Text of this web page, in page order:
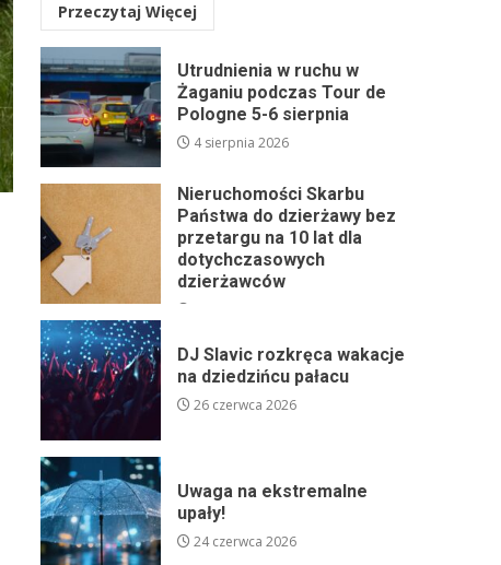
Przeczytaj Więcej
Utrudnienia w ruchu w
Żaganiu podczas Tour de
Pologne 5-6 sierpnia
4 sierpnia 2026
Nieruchomości Skarbu
Państwa do dzierżawy bez
przetargu na 10 lat dla
dotychczasowych
dzierżawców
DJ Slavic rozkręca wakacje
na dziedzińcu pałacu
26 czerwca 2026
Uwaga na ekstremalne
upały!
24 czerwca 2026